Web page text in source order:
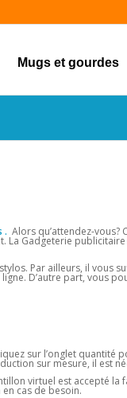
Mugs et gourdes
. Alors qu’attendez-vous?
La Gadgeterie
Par ailleurs, il vous
D’autre part, vous
sur l’onglet quantité
sur mesure, il est
virtuel est accepté la
cas de besoin.